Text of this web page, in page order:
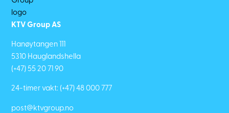
KTV Group AS
Hanøytangen 111
5310 Hauglandshella
(+47) 55 20 71 90
24-timer vakt: (+47) 48 000 777
post@ktvgroup.no